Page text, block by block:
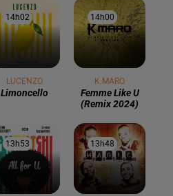
14h02
14h02
LUCENZO
Limoncello
14h00
14h00
K.MARO
Femme Like U
(remix 2024)
13h53
13h53 13h48
13h48